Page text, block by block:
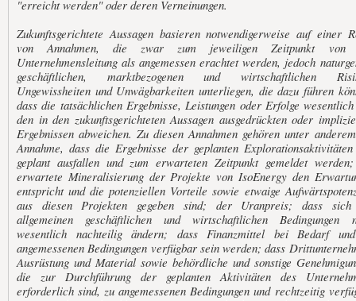
"erreicht werden" oder deren Verneinungen.
Zukunftsgerichtete Aussagen basieren notwendigerweise auf einer
von Annahmen, die zwar zum jeweiligen Zeitpunkt von
Unternehmensleitung als angemessen erachtet werden, jedoch
geschäftlichen, marktbezogenen und wirtschaftlichen
Ungewissheiten und Unwägbarkeiten unterliegen, die dazu führen
dass die tatsächlichen Ergebnisse, Leistungen oder Erfolge
den in den zukunftsgerichteten Aussagen ausgedrückten oder
Ergebnissen abweichen. Zu diesen Annahmen gehören unter
Annahme, dass die Ergebnisse der geplanten
geplant ausfallen und zum erwarteten Zeitpunkt gemeldet
erwartete Mineralisierung der Projekte von IsoEnergy den
entspricht und die potenziellen Vorteile sowie etwaige
aus diesen Projekten gegeben sind; der Uranpreis; dass
allgemeinen geschäftlichen und wirtschaftlichen Bedingungen
wesentlich nachteilig ändern; dass Finanzmittel bei Bedarf
angemessenen Bedingungen verfügbar sein werden; dass
Ausrüstung und Material sowie behördliche und sonstige
die zur Durchführung der geplanten Aktivitäten des
erforderlich sind, zu angemessenen Bedingungen und rechtzeitig